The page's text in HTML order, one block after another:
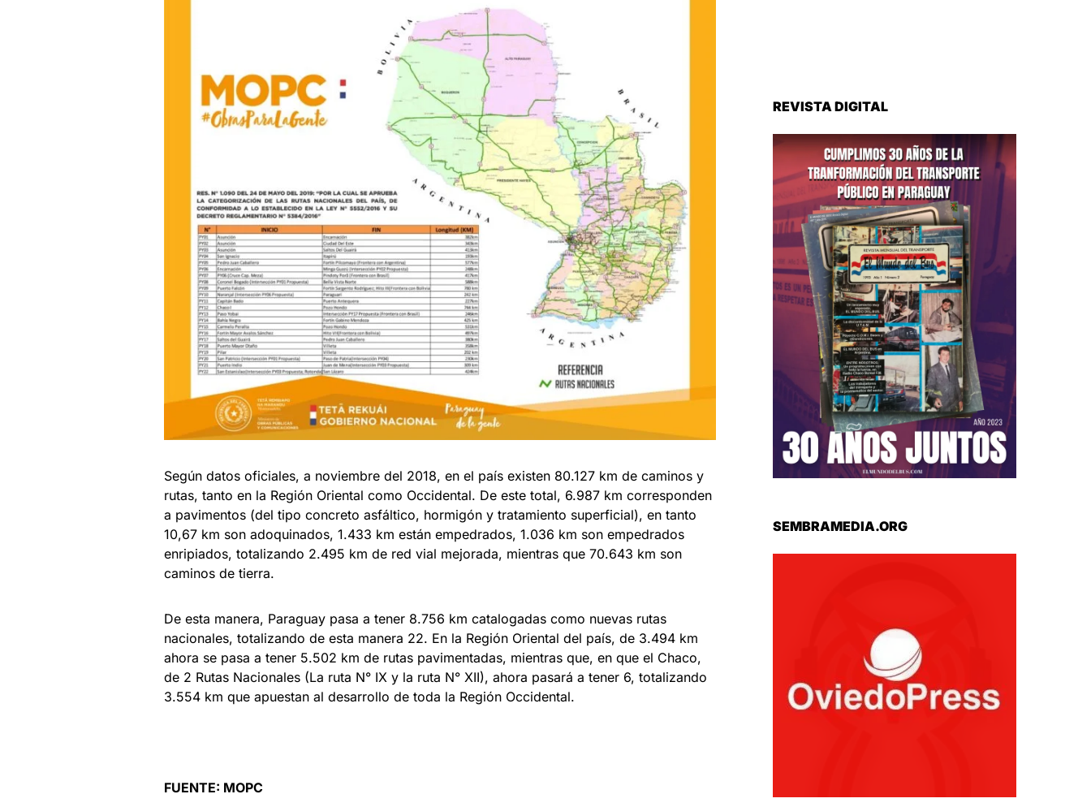
Según datos oficiales, a noviembre del 2018, en el país existen 80.127 km de caminos y
rutas, tanto en la Región Oriental como Occidental. De este total, 6.987 km corresponden
a pavimentos (del tipo concreto asfáltico, hormigón y tratamiento superficial), en tanto
10,67 km son adoquinados, 1.433 km están empedrados, 1.036 km son empedrados
enripiados, totalizando 2.495 km de red vial mejorada, mientras que 70.643 km son
caminos de tierra.
De esta manera, Paraguay pasa a tener 8.756 km catalogadas como nuevas rutas
nacionales, totalizando de esta manera 22. En la Región Oriental del país, de 3.494 km
ahora se pasa a tener 5.502 km de rutas pavimentadas, mientras que, en que el Chaco,
de 2 Rutas Nacionales (La ruta N° IX y la ruta N° XII), ahora pasará a tener 6, totalizando
3.554 km que apuestan al desarrollo de toda la Región Occidental.
FUENTE: MOPC
REVISTA DIGITAL
SEMBRAMEDIA.ORG